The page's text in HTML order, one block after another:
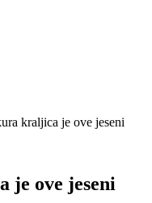
kraljica je ove jeseni
je ove jeseni